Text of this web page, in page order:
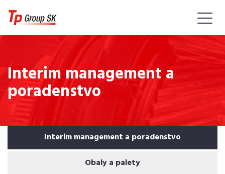
Interim management a
poradenstvo
Interim management a poradenstvo
Obaly a palety